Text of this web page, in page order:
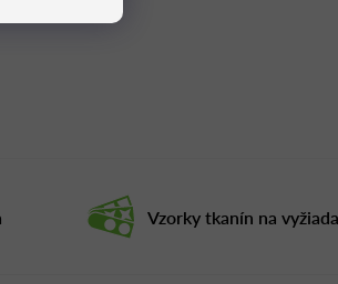
Vzorky tkanín na